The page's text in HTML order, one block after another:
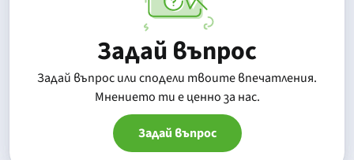
Задай въпрос
Задай въпрос или сподели твоите впечатления.
Mнението ти е ценно за нас.
Задай въпрос